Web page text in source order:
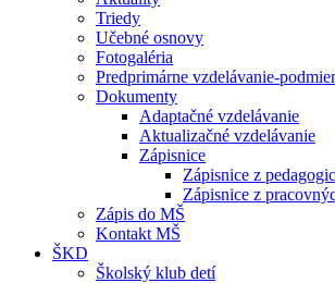
Triedy
Učebné osnovy
Fotogaléria
Predprimárne vzdelávanie-
Dokumenty
Adaptačné vzdelávanie
Aktualizačné vzdelávanie
Zápisnice
Zápisnice z
Zápisnice z
Zápis do MŠ
Kontakt MŠ
ŠKD
Školský klub detí